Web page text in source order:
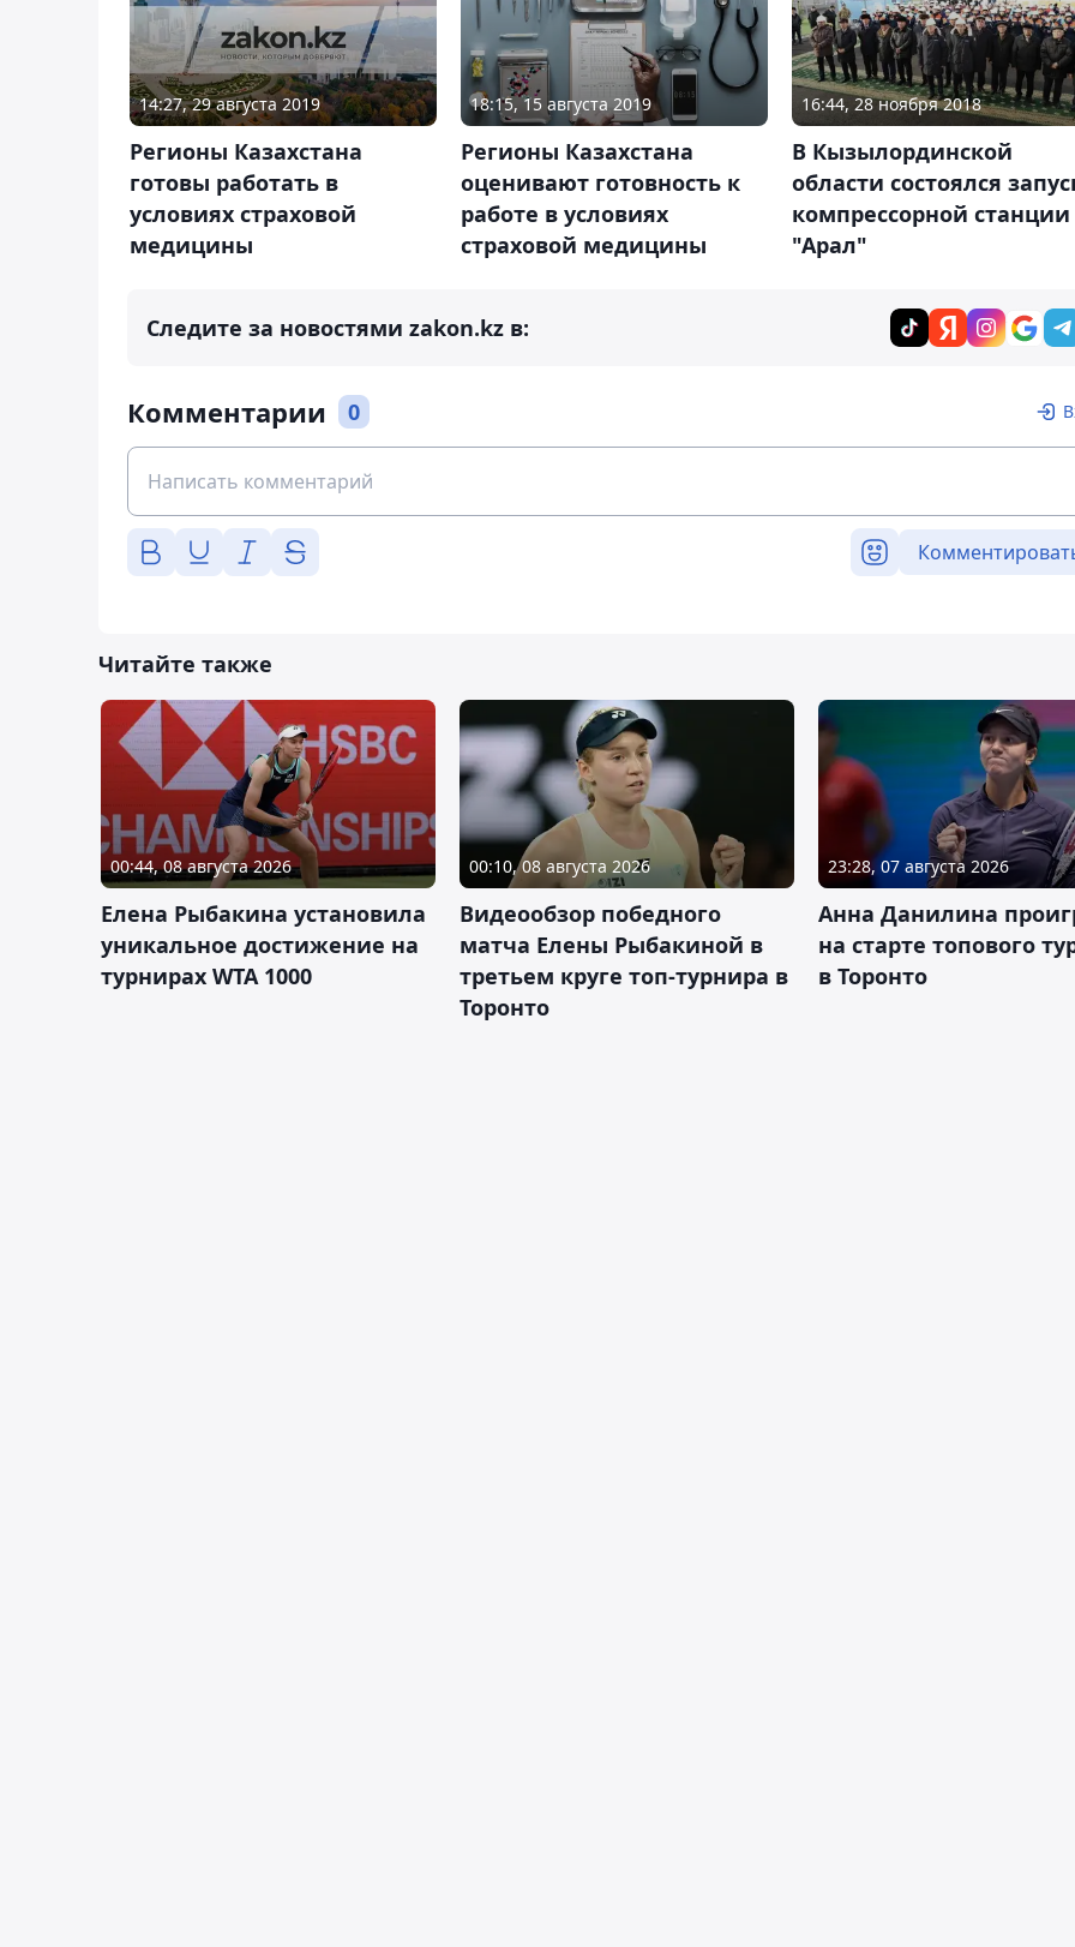
14:27, 29 августа 2019
Регионы Казахстана
готовы работать в
условиях страховой
медицины
18:15, 15 августа 2019
Регионы Казахстана
оценивают готовность к
работе в условиях
страховой медицины
16:44, 28 ноября 2018
В Кызылординской
области состоялся
компрессорной станции
"Арал"
Следите за новостями zakon.kz в:
Комментарии 0
Читайте также
00:44, 08 августа 2026
Елена Рыбакина установила
уникальное достижение на
турнирах WTA 1000
00:10, 08 августа 2026
Видеообзор победного
матча Елены Рыбакиной в
третьем круге топ-турнира в
Торонто
23:28, 07 августа 2026
Анна Данилина
на старте топового
в Торонто